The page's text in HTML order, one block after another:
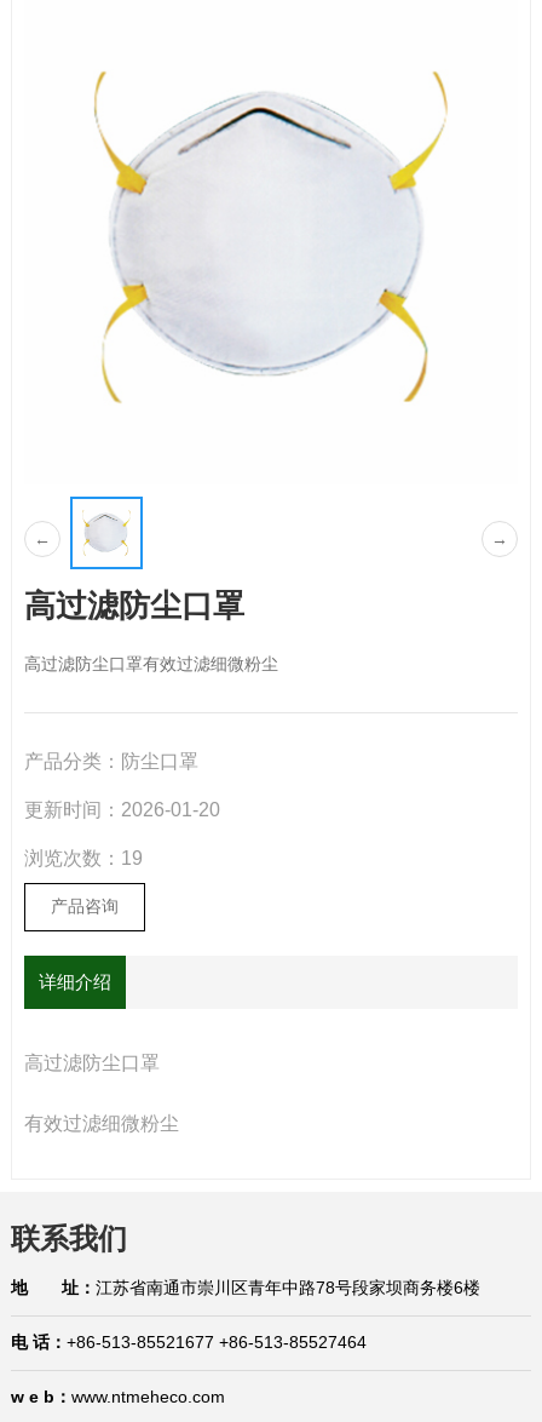
← →
高过滤防尘口罩
高过滤防尘口罩有效过滤细微粉尘
产品分类： 防尘口罩
更新时间： 2026-01-20
浏览次数： 19
产品咨询
详细介绍
高过滤防尘口罩
有效过滤细微粉尘
联系我们
地 址： 江苏省南通市崇川区青年中路78号段家坝商务楼6楼
电 话： +86-513-85521677 +86-513-85527464
w e b： www.ntmeheco.com